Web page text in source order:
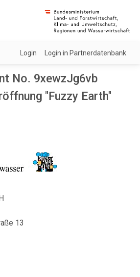
Login Login in Partnerdatenbank
No. 9xewzJg6vb
"Fuzzy Earth"
13